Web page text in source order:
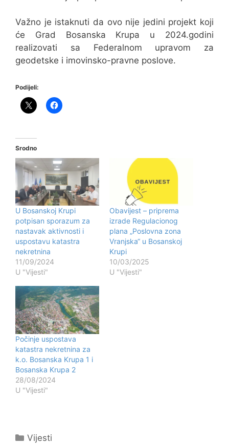
Važno je istaknuti da ovo nije jedini projekt koji
će Grad Bosanska Krupa u 2024.godini
realizovati sa Federalnom upravom za
geodetske i imovinsko-pravne poslove.
Podijeli:
Srodno
U Bosanskoj Krupi
potpisan sporazum za
nastavak aktivnosti i
uspostavu katastra
nekretnina
11/09/2024
U "Vijesti"
Obavijest – priprema
izrade Regulacionog
plana „Poslovna zona
Vranjska“ u Bosanskoj
Krupi
10/03/2025
U "Vijesti"
Počinje uspostava
katastra nekretnina za
k.o. Bosanska Krupa 1 i
Bosanska Krupa 2
28/08/2024
U "Vijesti"
Kategorije
Vijesti